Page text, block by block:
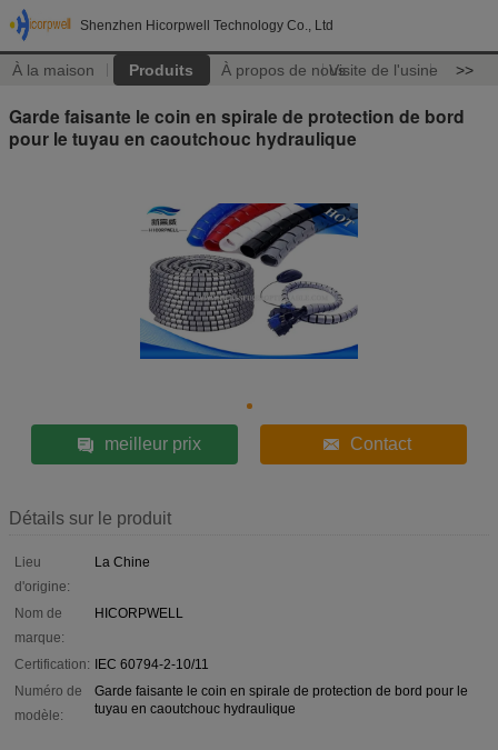
Shenzhen Hicorpwell Technology Co., Ltd
À la maison Produits À propos de nousVisite de l'usine >>
Garde faisante le coin en spirale de protection de bord
pour le tuyau en caoutchouc hydraulique
meilleur prix Contact
Détails sur le produit
Lieu
d'origine:
La Chine
Nom de
marque:
HICORPWELL
Certification: IEC 60794-2-10/11
Numéro de
modèle:
Garde faisante le coin en spirale de protection de bord pour le
tuyau en caoutchouc hydraulique